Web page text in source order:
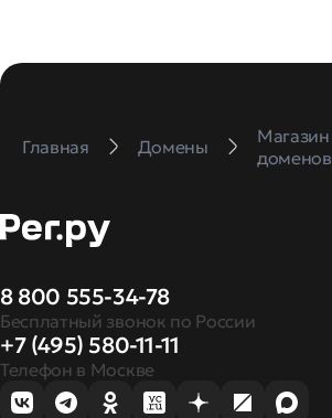
Главная Домены
Магазин
доменов
8 800 555-34-78
Бесплатный звонок по России
+7 (495) 580-11-11
Телефон в Москве